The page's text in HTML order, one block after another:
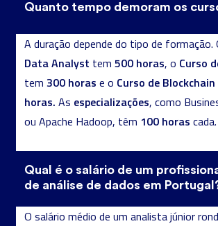
Quanto tempo demoram os
A duração depende do tipo de formação.
Data Analyst tem 500 horas, o Curso
tem 300 horas e o Curso de Blockchain
horas. As especializações, como
ou Apache Hadoop, têm 100 horas cada.
Qual é o salário de um
de análise de dados em
O salário médio de um analista júnior